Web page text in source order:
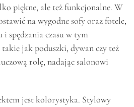
piękne, ale też funkcjonalne. W
na wygodne sofy oraz fotele,
i spędzania czasu w tym
jak poduszki, dywan czy też
rolę, nadając salonowi
jest kolorystyka. Stylowy